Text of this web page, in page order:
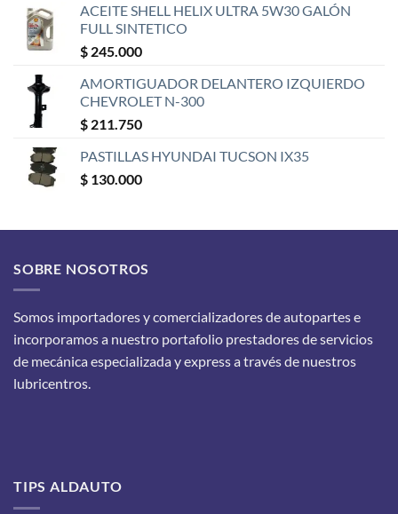
ACEITE SHELL HELIX ULTRA 5W30 GALÓN
FULL SINTETICO
$ 245.000
AMORTIGUADOR DELANTERO IZQUIERDO
CHEVROLET N-300
$ 211.750
PASTILLAS HYUNDAI TUCSON IX35
$ 130.000
SOBRE NOSOTROS
Somos importadores y comercializadores de autopartes e
incorporamos a nuestro portafolio prestadores de servicios
de mecánica especializada y express a través de nuestros
lubricentros.
TIPS ALDAUTO